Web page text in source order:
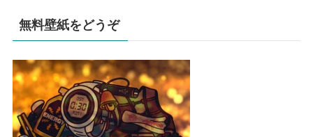
無料壁紙をどうぞ